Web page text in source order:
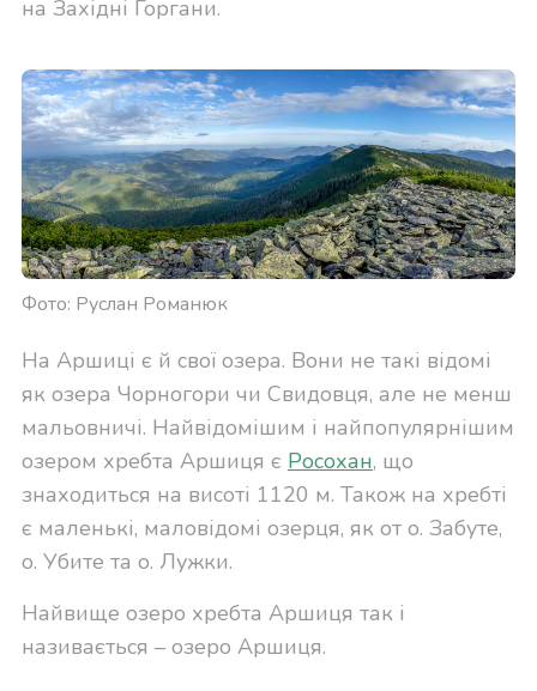
на Західні Горгани.
Фото: Руслан Романюк
На Аршиці є й свої озера. Вони не такі відомі
як озера Чорногори чи Свидовця, але не менш
мальовничі. Найвідомішим і найпопулярнішим
озером хребта Аршиця є Росохан, що
знаходиться на висоті 1120 м. Також на хребті
є маленькі, маловідомі озерця, як от о. Забуте,
о. Убите та о. Лужки.
Найвище озеро хребта Аршиця так і
називається – озеро Аршиця.